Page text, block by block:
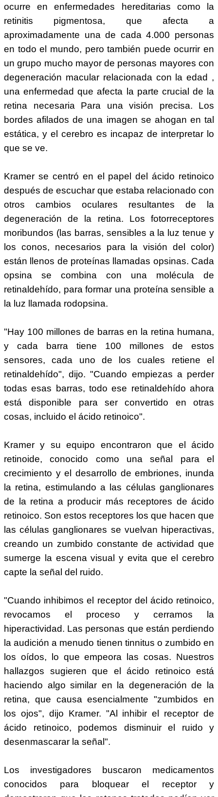
ocurre en enfermedades hereditarias como la
retinitis pigmentosa, que afecta a
aproximadamente una de cada 4.000 personas
en todo el mundo, pero también puede ocurrir en
un grupo mucho mayor de personas mayores con
degeneración macular relacionada con la edad ,
una enfermedad que afecta la parte crucial de la
retina necesaria Para una visión precisa. Los
bordes afilados de una imagen se ahogan en tal
estática, y el cerebro es incapaz de interpretar lo
que se ve.
Kramer se centró en el papel del ácido retinoico
después de escuchar que estaba relacionado con
otros cambios oculares resultantes de la
degeneración de la retina. Los fotorreceptores
moribundos (las barras, sensibles a la luz tenue y
los conos, necesarios para la visión del color)
están llenos de proteínas llamadas opsinas. Cada
opsina se combina con una molécula de
retinaldehído, para formar una proteína sensible a
la luz llamada rodopsina.
"Hay 100 millones de barras en la retina humana,
y cada barra tiene 100 millones de estos
sensores, cada uno de los cuales retiene el
retinaldehído", dijo. "Cuando empiezas a perder
todas esas barras, todo ese retinaldehído ahora
está disponible para ser convertido en otras
cosas, incluido el ácido retinoico".
Kramer y su equipo encontraron que el ácido
retinoide, conocido como una señal para el
crecimiento y el desarrollo de embriones, inunda
la retina, estimulando a las células ganglionares
de la retina a producir más receptores de ácido
retinoico. Son estos receptores los que hacen que
las células ganglionares se vuelvan hiperactivas,
creando un zumbido constante de actividad que
sumerge la escena visual y evita que el cerebro
capte la señal del ruido.
"Cuando inhibimos el receptor del ácido retinoico,
revocamos el proceso y cerramos la
hiperactividad. Las personas que están perdiendo
la audición a menudo tienen tinnitus o zumbido en
los oídos, lo que empeora las cosas. Nuestros
hallazgos sugieren que el ácido retinoico está
haciendo algo similar en la degeneración de la
retina, que causa esencialmente "zumbidos en
los ojos", dijo Kramer. "Al inhibir el receptor de
ácido retinoico, podemos disminuir el ruido y
desenmascarar la señal".
Los investigadores buscaron medicamentos
conocidos para bloquear el receptor y